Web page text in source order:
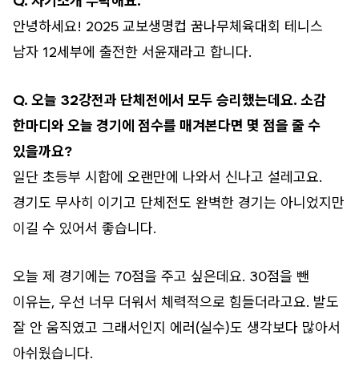
안녕하세요! 2025 교보생명컵 꿈나무체육대회 테니스
남자 12세부에 출전한 서윤재라고 합니다.
Q. 오늘 32강전과 단체전에서 모두 승리했는데요. 소감
한마디와 오늘 경기에 점수를 매겨본다면 몇 점을 줄 수
있을까요?
일단 초등부 시합에 오랜만에 나와서 신나고 설레고요.
경기도 무사히 이기고 단체전도 완벽한 경기는 아니었지만
이길 수 있어서 좋습니다.
오늘 제 경기에는 70점을 주고 싶은데요. 30점을 뺀
이유는, 우선 너무 더워서 체력적으로 힘들더라고요. 발도
잘 안 움직였고 그래서인지 에러(실수)도 생각보다 많아서
아쉬웠습니다.